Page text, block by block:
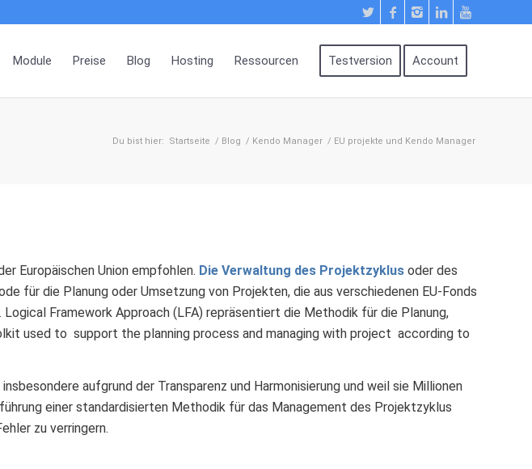
Module Preise Blog Hosting Ressourcen Testversion Account
Du bist hier: Startseite / Blog / Kendo Manager / EU projekte und Kendo Manager
Europäischen Union empfohlen. Die Verwaltung des Projektzyklus oder des
für die Planung oder Umsetzung von Projekten, die aus verschiedenen EU-Fonds
Framework Approach (LFA) repräsentiert die Methodik für die Planung,
used to support the planning process and managing with project according to
aufgrund der Transparenz und Harmonisierung und weil sie Millionen
einer standardisierten Methodik für das Management des Projektzyklus
zu verringern.